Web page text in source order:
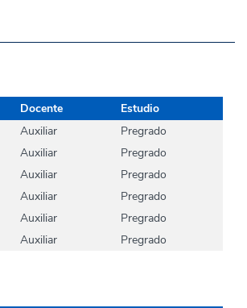
Docente
Estudio
Auxiliar
Pregrado
Auxiliar
Pregrado
Auxiliar
Pregrado
Auxiliar
Pregrado
Auxiliar
Pregrado
Auxiliar Pregrado